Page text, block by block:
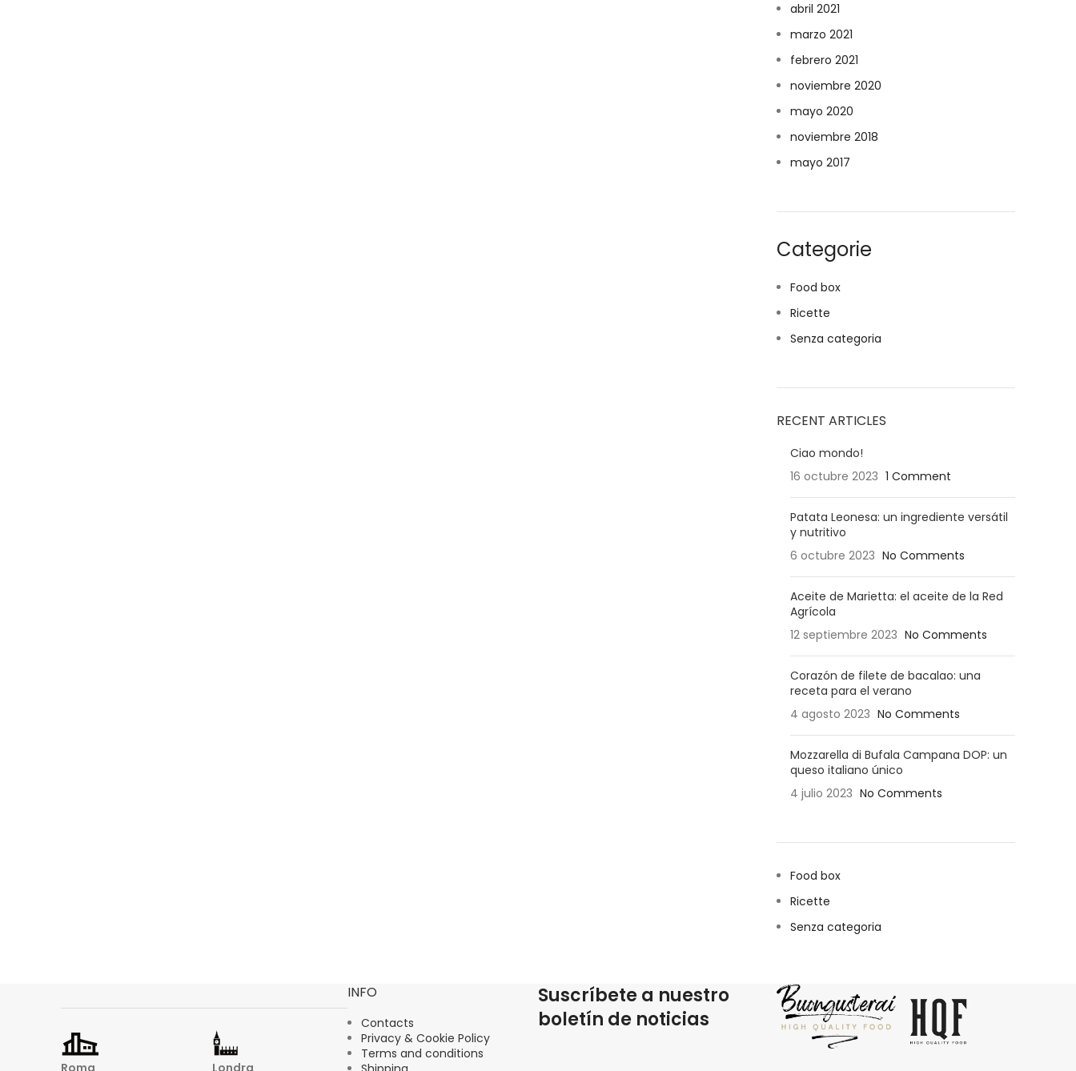
abril 2021
marzo 2021
febrero 2021
noviembre 2020
mayo 2020
noviembre 2018
mayo 2017
Categorie
Food box
Ricette
Senza categoria
RECENT ARTICLES
Ciao mondo!
16 octubre 2023 1 Comment
Patata Leonesa: un ingrediente versátil
y nutritivo
6 octubre 2023 No Comments
Aceite de Marietta: el aceite de la Red
Agrícola
12 septiembre 2023 No Comments
Corazón de filete de bacalao: una
receta para el verano
4 agosto 2023 No Comments
Mozzarella di Bufala Campana DOP: un
queso italiano único
4 julio 2023 No Comments
Food box
Ricette
Senza categoria
Roma Londra
INFO
Contacts
Privacy & Cookie Policy
Terms and conditions
Suscríbete a nuestro
boletín de noticias